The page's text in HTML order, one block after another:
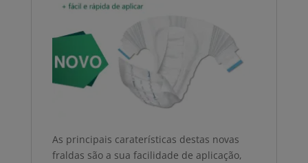
As principais caraterísticas destas novas
fraldas são a sua facilidade de aplicação,